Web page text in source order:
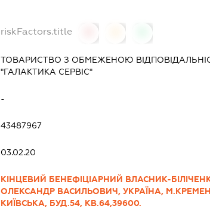
riskFactors.title
ТОВАРИСТВО З ОБМЕЖЕНОЮ
"ГАЛАКТИКА СЕРВІС"
-
43487967
03.02.20
КІНЦЕВИЙ БЕНЕФІЦІАРНИЙ ВЛАСНИК-
ОЛЕКСАНДР ВАСИЛЬОВИЧ, УКРАЇНА,
КИЇВСЬКА, БУД.54, КВ.64,39600.